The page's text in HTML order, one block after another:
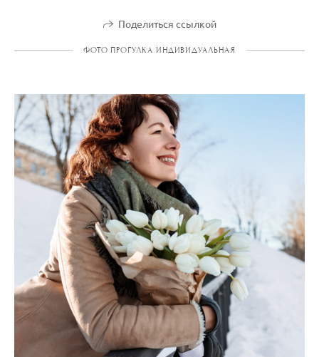
Поделиться ссылкой
ФОТО ПРОГУЛКА ИНДИВИДУАЛЬНАЯ